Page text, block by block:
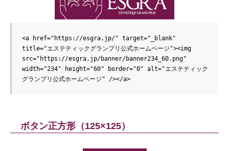
<a href="https://esgra.jp/" target="_blank"
title="エステティックグランプリ公式ホームページ"><img
src="https://esgra.jp/banner/banner234_60.png"
width="234" height="60" border="0" alt="エステティック
グランプリ公式ホームページ" /></a>
ボタン正方形（125×125）